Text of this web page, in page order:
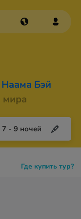
Наама Бэй
мира
7 - 9 ночей
Где купить тур?